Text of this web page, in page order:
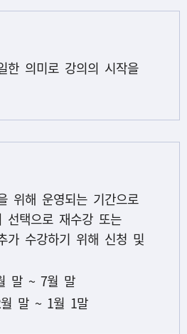
한 의미로 강의의 시작을
위해 운영되는 기간으로
선택으로 재수강 또는
가 수강하기 위해 신청 및
말 ~ 7월 말
말 ~ 1월 1말